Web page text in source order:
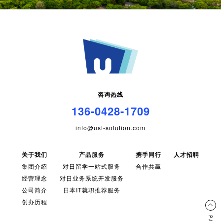
咨询热线
136-0428-1709
info@ust-solution.com
关于我们
集团介绍
经营理念
公司简介
创办历程
产品服务
对日留学一站式服务
对日业务系统开发服务
日本IT就职推荐服务
携手同行
合作共赢
人才招聘